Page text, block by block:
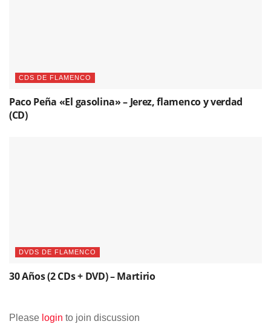
CDS DE FLAMENCO
Paco Peña «El gasolina» – Jerez, flamenco y verdad
(CD)
DVDS DE FLAMENCO
30 Años (2 CDs + DVD) – Martirio
Please login to join discussion